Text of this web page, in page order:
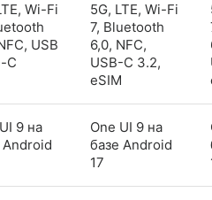
Wi-Fi
USB
C
5G, LTE, Wi-Fi
7, Bluetooth
6,0, NFC,
USB-C 3.2,
eSIM
9 на
Android
One UI 9 на
базе Android
17